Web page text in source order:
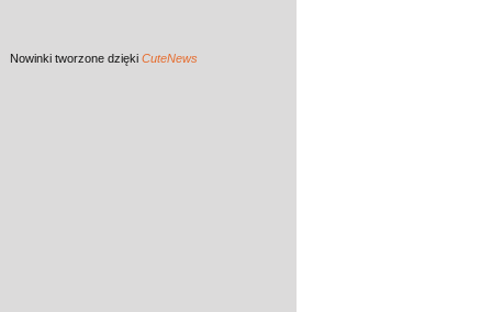
Nowinki tworzone dzięki CuteNews